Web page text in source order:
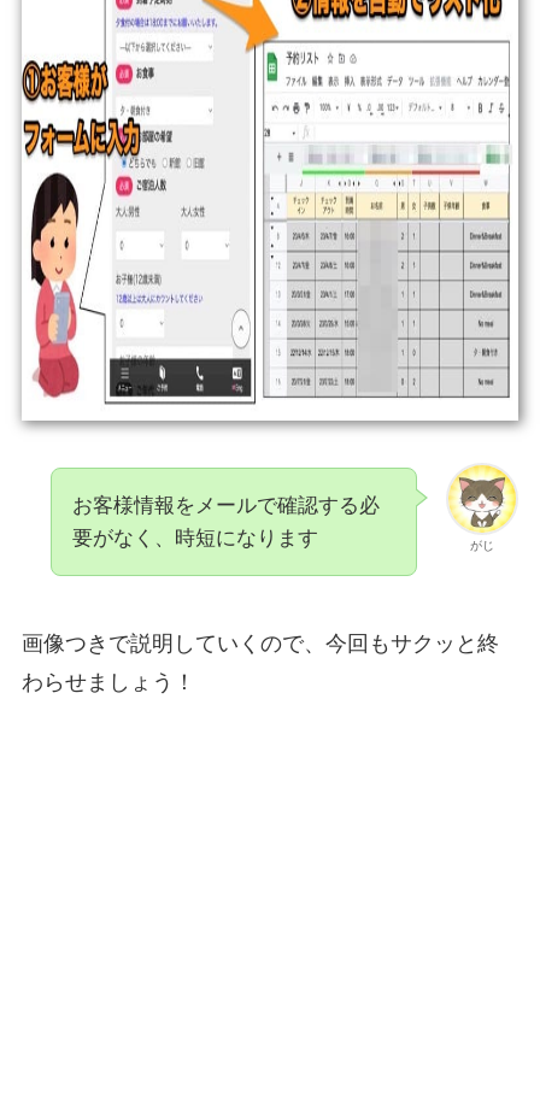
がじ
お客様情報をメールで確認する必
要がなく、時短になります
画像つきで説明していくので、今回もサクッと終
わらせましょう！